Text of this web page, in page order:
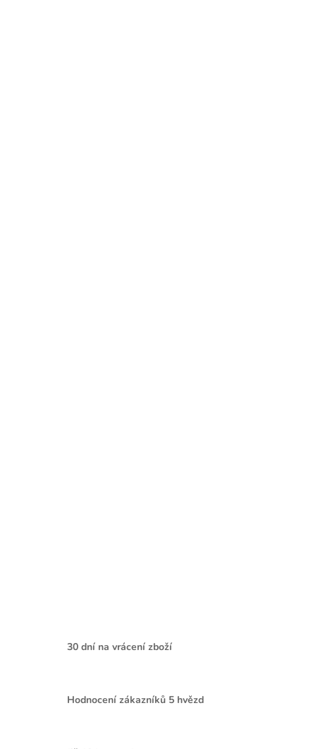
30 dní na vrácení zboží
Hodnocení zákazníků 5 hvězd